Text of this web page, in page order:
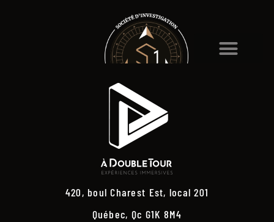
420, boul Charest Est, local 201
Québec, Qc G1K 8M4